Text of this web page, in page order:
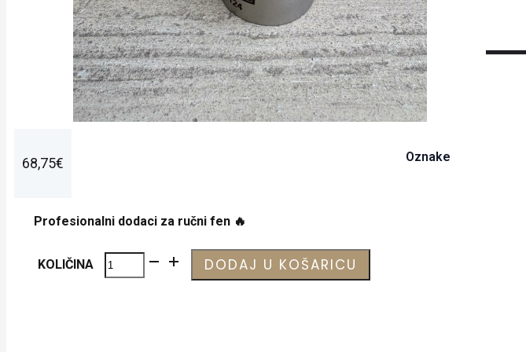
0
68,75€
Profesionalni dodaci za ručni fen 🔥
KOLIČINA
Leister
DODAJ U KOŠARICU
Kategorija
Oznake